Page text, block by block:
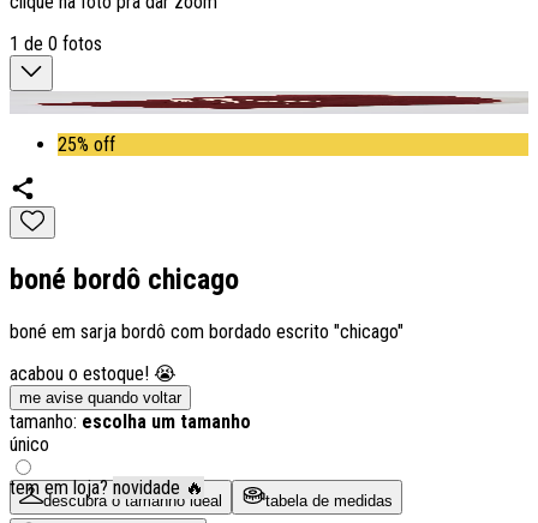
1 de 0 fotos
25% off
boné bordô chicago
boné em sarja bordô com bordado escrito "chicago"
acabou o estoque! 😭
me avise quando voltar
tamanho: escolha um tamanho
único
descubra o tamanho ideal tabela de medidas
tem em loja? novidade 🔥